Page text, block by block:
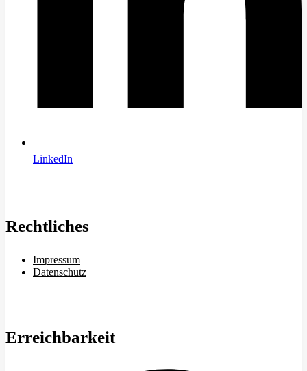
LinkedIn
Rechtliches
Impressum
Datenschutz
Erreichbarkeit